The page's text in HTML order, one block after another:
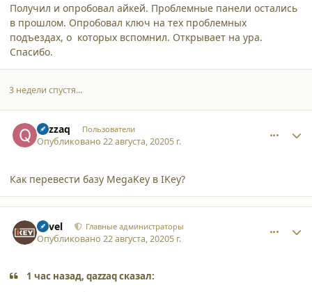
Получил и опробовал айкей. Проблемные панели остались
в прошлом. Опробовал ключ на тех проблемных
подъездах, о которых вспомнил. Открывает на ура.
Спасибо.
3 недели спустя...
qazzaq Пользователи
Опубликовано22 августа, 20205 г.
Как перевести базу MegaKey в IKey?
Pavel Главные администраторы
Опубликовано22 августа, 20205 г.
1 час назад, qazzaq сказал: